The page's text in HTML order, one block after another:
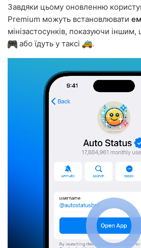
Завдяки цьому оновленню
Premium можуть встановлювати
мінізастосунків, показуючи
або їдуть у таксі
.